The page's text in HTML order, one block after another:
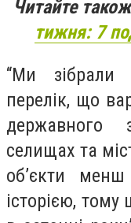
Читайте
тижня: 7
“Ми зібрали
перелік, що
державного
селищах та
об’єкти
історією,